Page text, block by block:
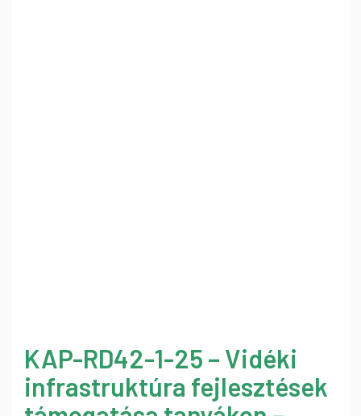
KAP-RD42-1-25 – Vidéki
infrastruktúra fejlesztések